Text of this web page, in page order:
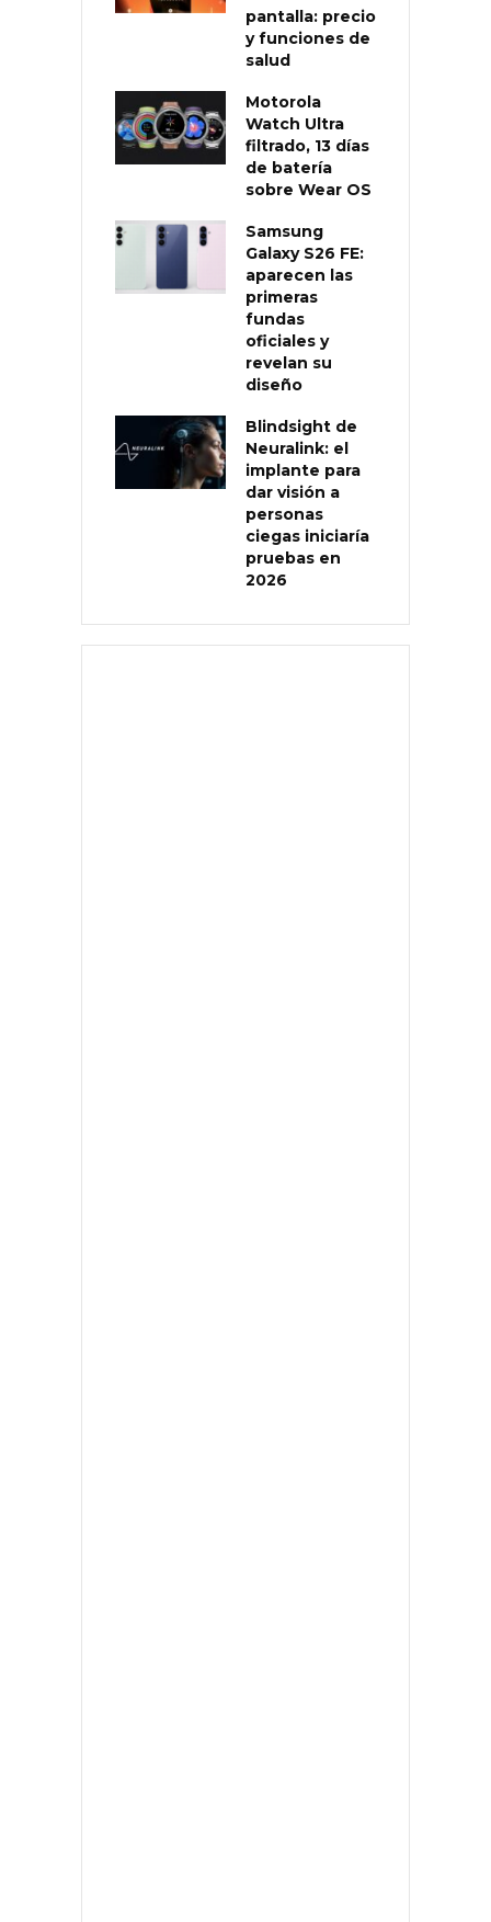
pantalla: precio
y funciones de
salud
Motorola
Watch Ultra
filtrado, 13 días
de batería
sobre Wear OS
Samsung
Galaxy S26 FE:
aparecen las
primeras
fundas
oficiales y
revelan su
diseño
Blindsight de
Neuralink: el
implante para
dar visión a
personas
ciegas iniciaría
pruebas en
2026